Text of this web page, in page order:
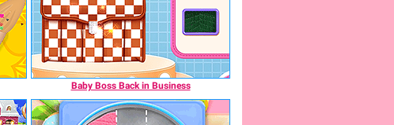
Baby Boss Back in Business